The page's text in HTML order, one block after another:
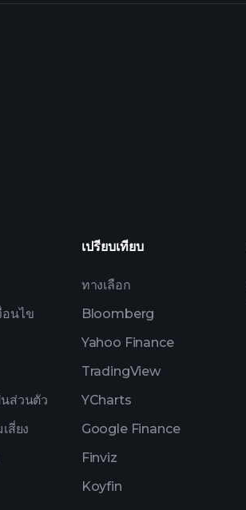
Playtrade Tournaments
อนไข
ส่วนตัว
สี่ยง
เปรียบเทียบ
ทางเลือก
Bloomberg
Yahoo Finance
TradingView
YCharts
Google Finance
Finviz
Koyfin